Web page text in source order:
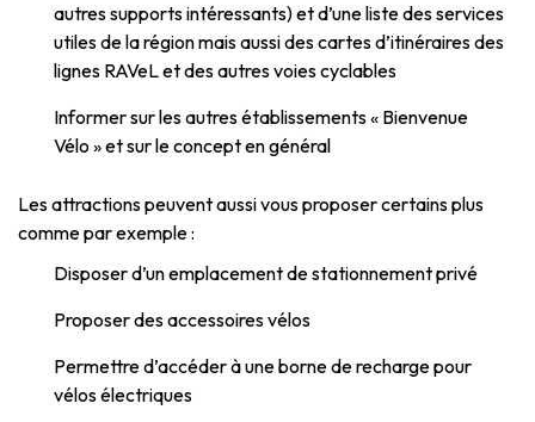
autres supports intéressants) et d’une liste des services
utiles de la région mais aussi des cartes d’itinéraires des
lignes RAVeL et des autres voies cyclables
Informer sur les autres établissements « Bienvenue
Vélo » et sur le concept en général
Les attractions peuvent aussi vous proposer certains plus
comme par exemple :
Disposer d’un emplacement de stationnement privé
Proposer des accessoires vélos
Permettre d’accéder à une borne de recharge pour
vélos électriques